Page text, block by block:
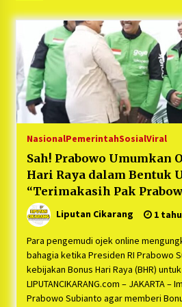
5 bulan ago
PNM Hadir dalam
Aura Farming yang
Nasabah PNM Mekaar
1 tahun ago
Duh Kacau Banget,
Fasilitas yang Sesuai,
Sebelum Waktunya
1 tahun ago
Kartini Penggerak
Bukit Berlian
1 tahun ago
PNM Berangkatkan
Aman Sampai Tujuan
1 tahun ago
Ketua Umum Jurpala
NasionalPemerintahSosialViral
Sah! Prabowo Umumkan
Hari Raya dalam Bentuk
“Terimakasih Pak
Liputan Cikarang 1
Para pengemudi ojek online
bahagia ketika Presiden RI Prabowo
kebijakan Bonus Hari Raya (BHR)
LIPUTANCIKARANG.com – JAKARTA –
Prabowo Subianto agar memberi